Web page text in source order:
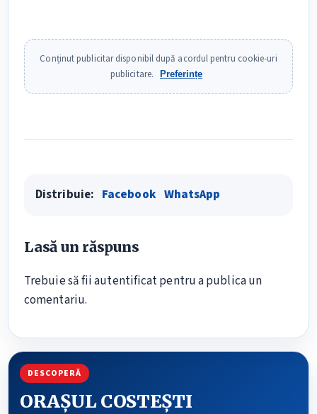
DESCOPERĂ
ORAȘUL COSTEȘTI
Conținut publicitar disponibil după acordul pentru cookie-uri
publicitare.
Preferințe
Distribuie: Facebook WhatsApp
Lasă un răspuns
Trebuie să fiiautentificatpentru a publica un
comentariu.